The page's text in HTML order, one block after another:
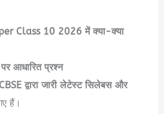
Class 10 2026 में क्या-क्या
आधारित प्रश्न
CBSE द्वारा जारी लेटेस्ट सिलेबस और
हैं।